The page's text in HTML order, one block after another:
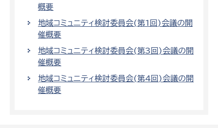
概要
地域コミュニティ検討委員会(第1回)会議の開
催概要
地域コミュニティ検討委員会(第3回)会議の開
催概要
地域コミュニティ検討委員会(第4回)会議の開
催概要